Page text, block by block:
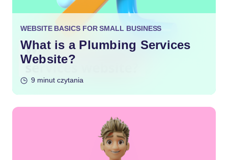
WEBSITE BASICS FOR SMALL BUSINESS
What is a Plumbing Services
Website?
9 minut czytania